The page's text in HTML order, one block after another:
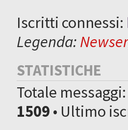
Iscritti connessi:
Legenda:
STATISTICHE
Totale messaggi:
1509• Ultimo